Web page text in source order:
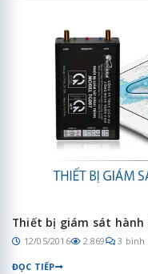
Thiết bị giám sát hành
12/05/2016 2.869 3 bình
ĐỌC TIẾP